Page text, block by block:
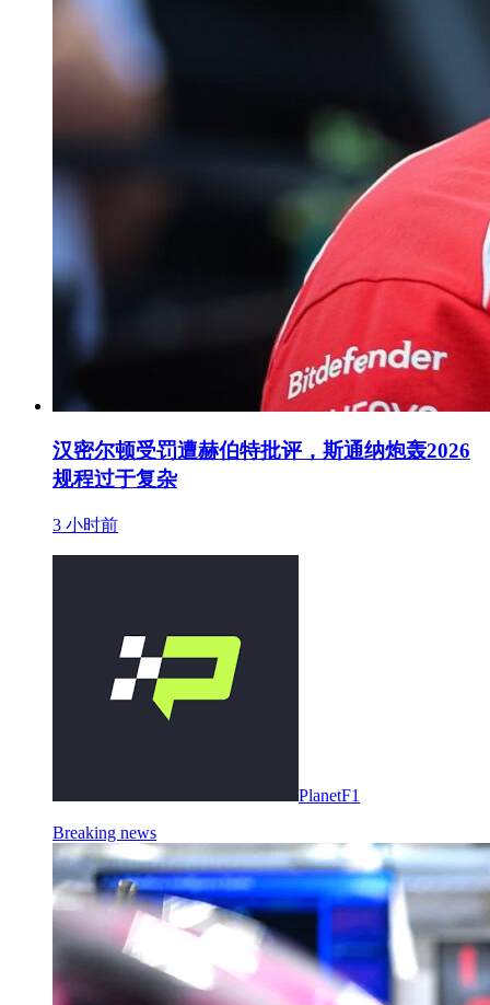
汉密尔顿受罚遭赫伯特批评，斯通纳炮轰2026
规程过于复杂
3 小时前
PlanetF1
Breaking news